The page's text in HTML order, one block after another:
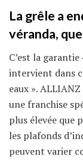
La grêle a
véranda,
C’est la
intervient dans
eaux ».
une franchise
plus élevée que
les plafonds
peuvent varier